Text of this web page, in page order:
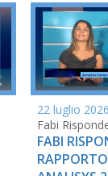
22 luglio 2026
Fabi
FABI